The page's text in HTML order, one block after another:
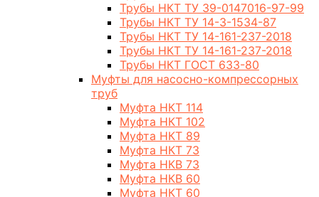
Трубы НКТ ТУ 39-0147016-97-99
Трубы НКТ ТУ 14-3-1534-87
Трубы НКТ ТУ 14-161-237-2018
Трубы НКТ ТУ 14-161-237-2018
Трубы НКТ ГОСТ 633-80
Муфты для насосно-компрессорных
труб
Муфта НКТ 114
Муфта НКТ 102
Муфта НКТ 89
Муфта НКТ 73
Муфта НКВ 73
Муфта НКВ 60
Муфта НКТ 60